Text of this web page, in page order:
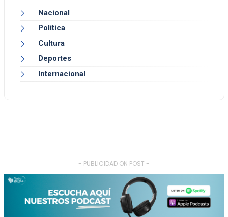
Nacional
Política
Cultura
Deportes
Internacional
- PUBLICIDAD ON POST -